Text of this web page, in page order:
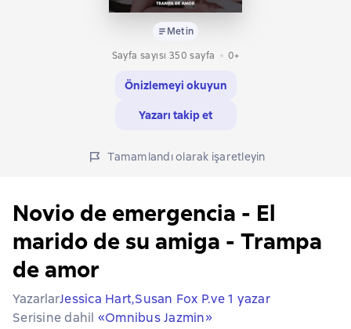
Metin
Sayfa sayısı 350 sayfa
0+
Önizlemeyi okuyun
Yazarı takip et
Tamamlandı olarak işaretleyin
Novio de emergencia - El
marido de su amiga - Trampa
de amor
YazarlarJessica Hart,Susan Fox P.ve 1 yazar
Serisine dahil «Omnibus Jazmin»